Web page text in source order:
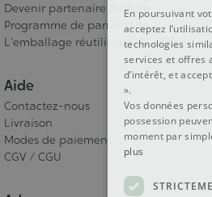
Devenir partenaire Bioflore
Programme de parrainage
L'emballage réutilisable RE-ZIP
Aide
Contactez-nous
Livraison
Modes de paiement
CGV / CGU
En poursuivant
acceptez
technologies
services et offres
d’intérêt, et
».
Vos données
possession
moment par
plus